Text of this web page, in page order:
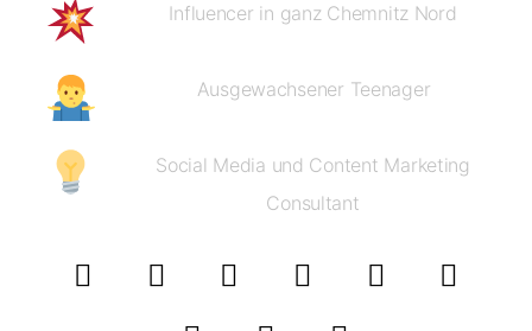
Influencer in ganz Chemnitz Nord
Ausgewachsener Teenager
Social Media und Content Marketing
Consultant